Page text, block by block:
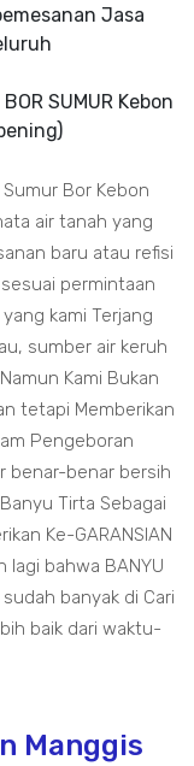
Jasa
SUMUR Kebon
Bor Kebon
air tanah yang
baru atau refisi
permintaan
kami Terjang
sumber air keruh
Kami Bukan
tetapi Memberikan
Pengeboran
benar-benar bersih
Tirta Sebagai
Ke-GARANSIAN
lagi bahwa BANYU
sudah banyak di Cari
baik dari waktu-
Manggis